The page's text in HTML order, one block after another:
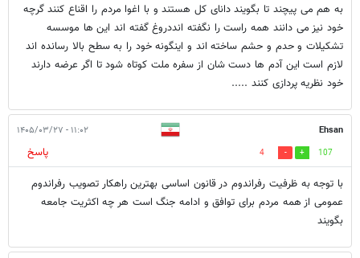
به هم می پیچند تا بگویند دانای کل هستند و با اغوا مردم را اقناع کنند گرچه
خود نیز می دانند همه راست را نگفته انددروغ گفته اند این ها موسسه
تشکیلات و حدم و حشم ساخته اند و اینگونه خود را به سطح بالا رسانده اند
لازم است این آدم ها دست شان از سفره ملت کوتاه شود تا اگر عرضه دارند
خود نظریه پردازی کنند .....
Ehsan ۱۱:۰۲ - ۱۴۰۵/۰۳/۲۷
107
4
پاسخ
با توجه به ظرفیت رفراندوم در قانون اساسی بهترین راهکار تصویب رفراندوم
عمومی از همه مردم برای توافق و ادامه جنگ است هر چه اکثریت جامعه
بگویند